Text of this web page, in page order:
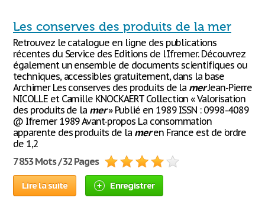
Les conserves des produits de la mer
Retrouvez le catalogue en ligne des publications
récentes du Service des Editions de l'Ifremer. Découvrez
également un ensemble de documents scientifiques ou
techniques, accessibles gratuitement, dans la base
Archimer Les conserves des produits de la merJean-Pierre
NICOLLE et Camille KNOCKAERT Collection « Valorisation
des produits de la mer» Publié en 1989 ISSN : 0998-4089
@ Ifremer 1989 Avant-propos La consommation
apparente des produits de la meren France est de 'ordre
de 1,2
7 853 Mots / 32 Pages
Lire la suite Enregistrer